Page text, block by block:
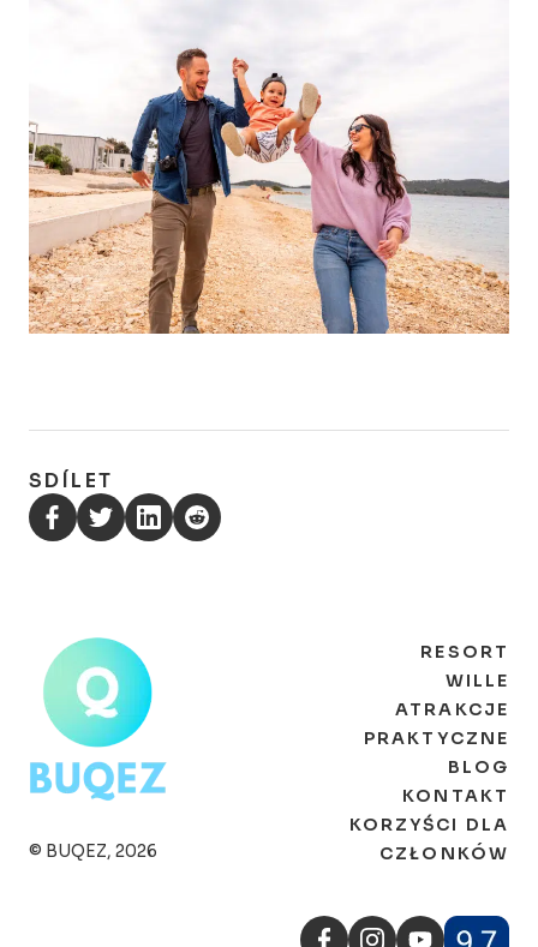
SDÍLET
© BUQEZ, 2026
RESORT
WILLE
ATRAKCJE
PRAKTYCZNE
BLOG
KONTAKT
KORZYŚCI DLA
CZŁONKÓW